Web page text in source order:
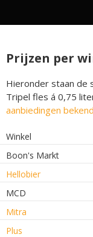
Prijzen per
Hieronder staan de
Tripel fles á 0,75
aanbiedingen
Winkel
Boon's Markt
Hellobier
MCD
Mitra
Plus